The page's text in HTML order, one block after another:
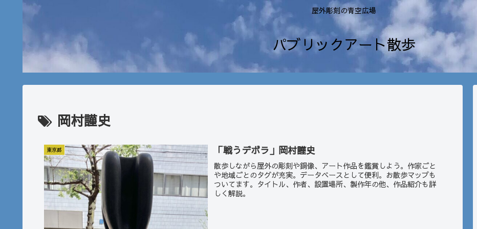
屋外彫刻の青空広場
パブリックアート散歩
岡村謹史
東京都 「戦うデボラ」岡村謹史
散歩しながら屋外の彫刻や銅像、アート作品を鑑賞しよう。作家ごと
や地域ごとのタグが充実。データベースとして便利。お散歩マップも
ついてます。タイトル、作者、設置場所、製作年の他、作品紹介も詳
しく解説。